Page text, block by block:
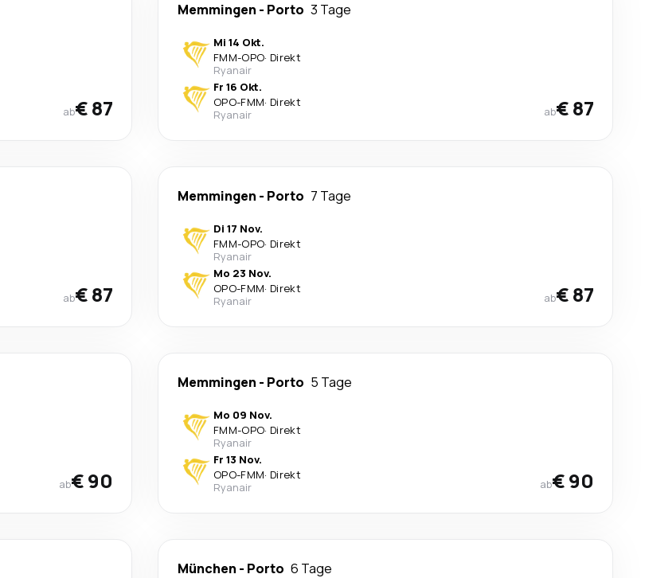
ab€ 87
Memmingen - Porto 3 Tage
Mi 14 Okt.
FMM-OPO· Direkt
Ryanair
Fr 16 Okt.
OPO-FMM· Direkt
Ryanair
ab€ 87
ab€ 87
Memmingen - Porto 7 Tage
Di 17 Nov.
FMM-OPO· Direkt
Ryanair
Mo 23 Nov.
OPO-FMM· Direkt
Ryanair
ab€ 87
ab€ 90
Memmingen - Porto 5 Tage
Mo 09 Nov.
FMM-OPO· Direkt
Ryanair
Fr 13 Nov.
OPO-FMM· Direkt
Ryanair
ab€ 90
München - Porto 6 Tage